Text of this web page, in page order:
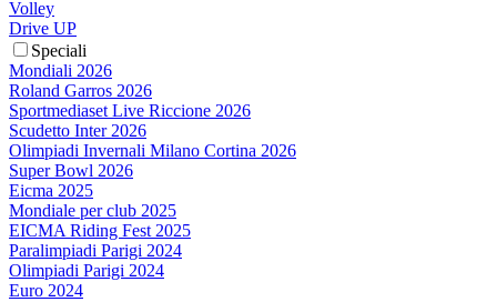
Volley
Drive UP
Speciali
Mondiali 2026
Roland Garros 2026
Sportmediaset Live Riccione 2026
Scudetto Inter 2026
Olimpiadi Invernali Milano Cortina 2026
Super Bowl 2026
Eicma 2025
Mondiale per club 2025
EICMA Riding Fest 2025
Paralimpiadi Parigi 2024
Olimpiadi Parigi 2024
Euro 2024